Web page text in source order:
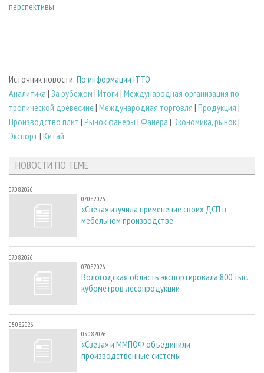
перспективы
Источник новости: По информации ITTO
Аналитика | За рубежом | Итоги | Международная организация по
тропической древесине | Международная торговля | Продукция |
Производство плит | Рынок фанеры | Фанера | Экономика, рынок|
Экспорт | Китай
НОВОСТИ ПО ТЕМЕ
07.08.2026
07.08.2026
«Свеза» изучила применение своих ДСП в
мебельном производстве
07.08.2026
07.08.2026
Вологодская область экспортировала 800 тыс.
кубометров лесопродукции
05.08.2026
05.08.2026
«Свеза» и ММПОФ объединили
производственные системы